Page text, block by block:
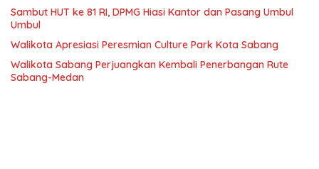
Sambut HUT ke 81 RI, DPMG Hiasi Kantor dan Pasang Umbul
Umbul
Walikota Apresiasi Peresmian Culture Park Kota Sabang
Walikota Sabang Perjuangkan Kembali Penerbangan Rute
Sabang-Medan